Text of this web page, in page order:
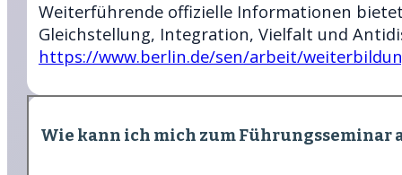
Weiterführende offizielle Informationen
Gleichstellung, Integration, Vielfalt und
https://www.berlin.de/sen/arbeit/
Wie kann ich mich zum Führungsseminar